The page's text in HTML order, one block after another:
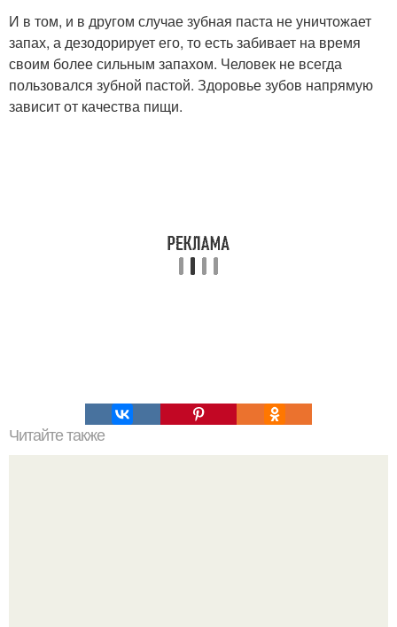
И в том, и в другом случае зубная паста не уничтожает
запах, а дезодорирует его, то есть забивает на время
своим более сильным запахом. Человек не всегда
пользовался зубной пастой. Здоровье зубов напрямую
зависит от качества пищи.
Читайте также